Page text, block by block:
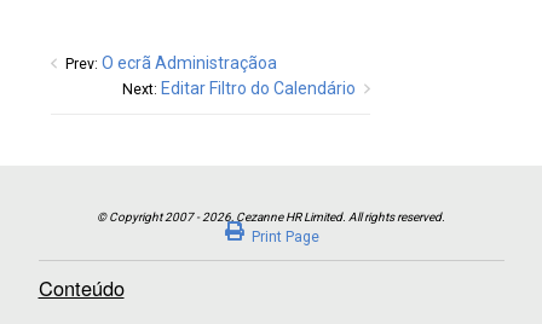
Prev: O ecrã Administraçãoa
Next: Editar Filtro do Calendário
Conteúdo
Print Page